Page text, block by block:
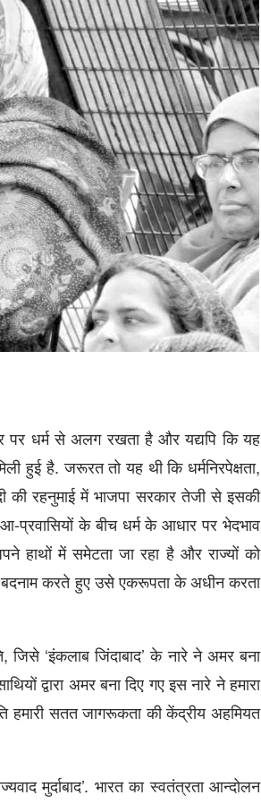
पर धर्म से अलग रखता है और यद्यपि कि यह
हुई है. जरूरत तो यह थी कि धर्मनिरपेक्षता,
की रहनुमाई में भाजपा सरकार तेजी से इसकी
प्रवासियों के बीच धर्म के आधार पर भेदभाव
हाथों में समेटता जा रहा है और राज्यों को
बदनाम करते हुए उसे एकरूपता के अधीन करता
‘इंकलाब जिंदाबाद’ के नारे ने अमर बना
द्वारा अमर बना दिए गए इस नारे ने हमारा
हमारी सतत जागरूकता की केंद्रीय अहमियत
मुर्दाबाद’. भारत का स्वतंत्रता आन्दोलन